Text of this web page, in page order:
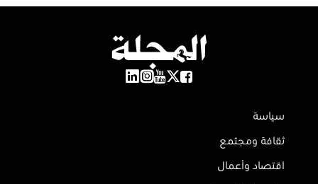
سياسة
ثقافة ومجتمع
اقتصاد وأعمال